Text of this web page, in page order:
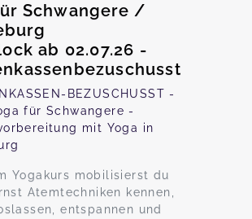
Schwangere /
ab 02.07.26 -
BEZUSCHUSST -
für Schwangere -
mit Yoga in
Yogakurs mobilisierst du
Atemtechniken kennen,
entspannen und